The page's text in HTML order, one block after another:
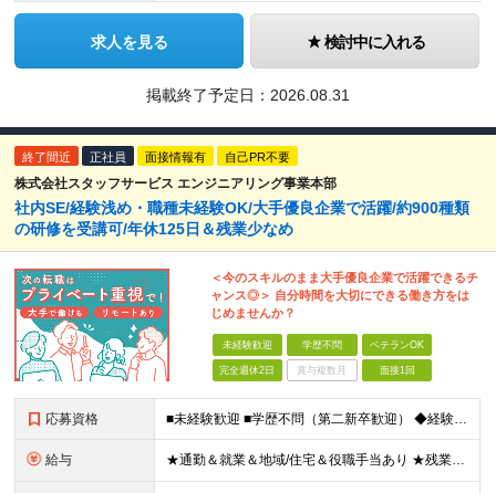
求人を見る 検討中に入れる
掲載終了予定日： 2026.08.31
終了間近 正社員 面接情報有 自己PR不要
株式会社スタッフサービス エンジニアリング事業本部
社内SE/経験浅め・職種未経験OK/大手優良企業で活躍/約900種類
の研修を受講可/年休125日＆残業少なめ
＜今のスキルのまま大手優良企業で活躍できるチ
ャンス◎＞ 自分時間を大切にできる働き方をは
じめませんか？
未経験歓迎 学歴不問 ベテランOK
完全週休2日 賞与複数月 面接1回
応募資格 ■未経験歓迎 ■学歴不問（第二新卒歓迎） ◆経験は一切問いません ◆転職回数・ブランク期間も不問 ◆面接というよりは“リラックス面談”です ≪こんな方をお待ちしています≫ ・地道にコツコツ作業が得
給与 ★通勤＆就業＆地域/住宅＆役職手当あり ★残業代は全額支給 ★選べる給与制度あり！ ■東京・神奈川・千葉・埼玉勤務の場合 月給24.5万円～55万円＋諸手当 （残業代は全額支給） (20,000円の